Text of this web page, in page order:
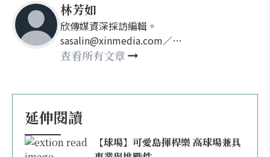
林芳如
欣傳媒資深採訪編輯。
sasalin@xinmedia.com／
happy21917@gmail.com
查看所有文章
延伸閱讀
【球場】可愛島揮桿樂 高球場兼具